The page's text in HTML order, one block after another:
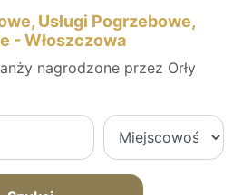
Usługi Pogrzebowe,
- Włoszczowa
nagrodzone przez Orły